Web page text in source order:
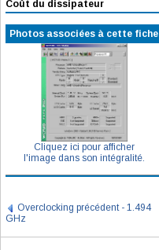
Coût du dissipateur
Photos associées à cette fiche
Cliquez ici pour afficher
l'image dans son intégralité.
Overclocking précédent - 1.494
GHz